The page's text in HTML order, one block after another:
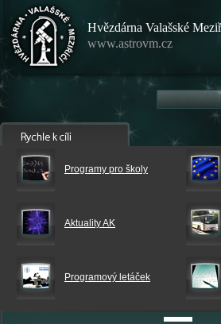
Hvězdárna Valašské
www.astrovm.cz
Programy pro školy
Aktuality AK
Programový letáček